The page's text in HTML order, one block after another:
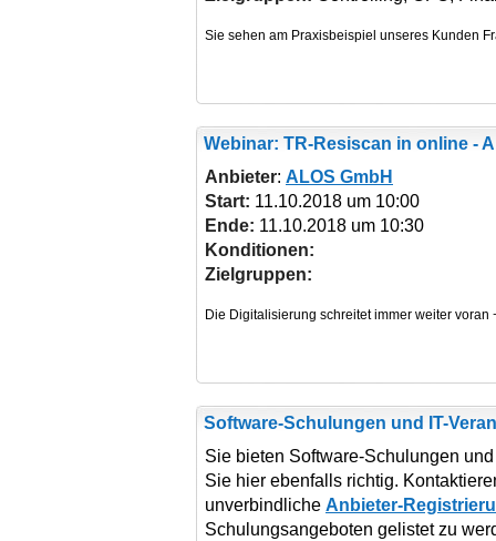
Webinar: TR-Resiscan in online -
Anbieter: ALOS GmbH
Start: 11.10.2018 um 10:00
Ende: 11.10.2018 um 10:30
Konditionen:
Zielgruppen:
Software-Schulungen und IT-
Sie bieten Software-Schulungen
Sie hier ebenfalls richtig.
unverbindliche Anbieter-
Schulungsangeboten gelistet zu